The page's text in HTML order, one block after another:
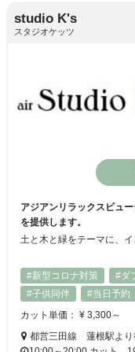
studio K's
スタジオケッツ
アジアンリラックスビュ
を提供します。
#新型コロナ対策
#ダ
#子供同伴
#当日予約
カット単価： ¥ 3,300～
都営三田線 蓮根駅より